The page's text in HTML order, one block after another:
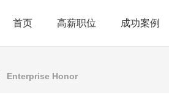
首页 高薪职位 成功案例
Enterprise Honor